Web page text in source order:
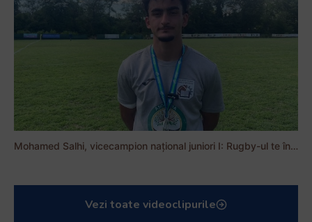
Mohamed Salhi, vicecampion național juniori I: Rugby-ul te învață să accepți și înfrângerile
Vezi toate videoclipurile